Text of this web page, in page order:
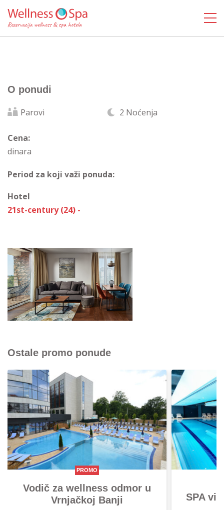
O ponudi
Parovi 2 Noćenja
Cena:
dinara
Period za koji važi ponuda:
Hotel
21st-century (24) -
Ostale promo ponude
PROMO
Vodič za wellness odmor u
Vrnjačkoj Banji
SPA